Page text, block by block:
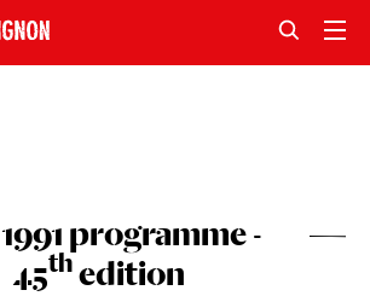
programme -
45th edition